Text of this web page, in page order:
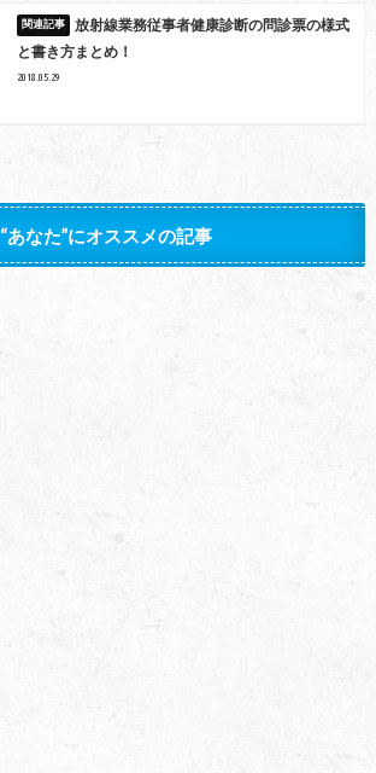
放射線業務従事者健康診断の問診票の様式
と書き方まとめ！
2018.05.29
“あなた”にオススメの記事